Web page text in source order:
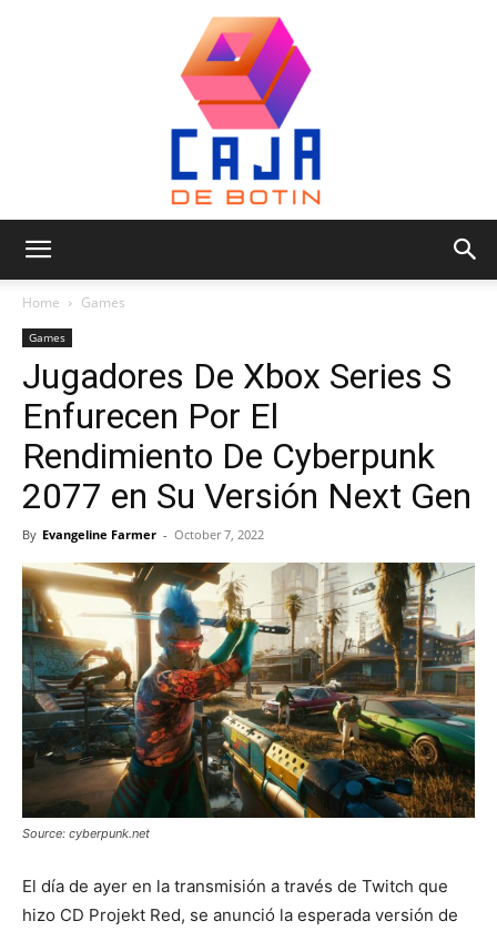
de
Botin
Home Games
Games
Jugadores De Xbox Series S
Enfurecen Por El
Rendimiento De Cyberpunk
2077 en Su Versión Next Gen
By Evangeline Farmer - October 7, 2022
Source: cyberpunk.net
El día de ayer en la transmisión a través de Twitch que
hizo CD Projekt Red, se anunció la esperada versión de